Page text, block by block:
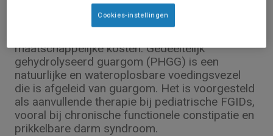
Functionele gastro-intestinale aandoeningen
(FGIDs) komen vaak voor bij kinderen en
maatschappelijke kosten. Gedeeltelijk
gehydrolyseerd guargom (PHGG) is een
natuurlijke en wateroplosbare voedingsvezel
die is afgeleid van guargom. Het is voorgesteld
als aanvullende therapie bij pediatrische FGIDs,
vooral bij chronische functionele constipatie en
prikkelbare darm syndroom.
Cookies-instellingen